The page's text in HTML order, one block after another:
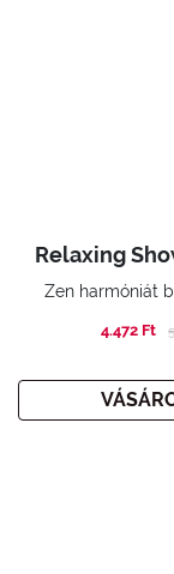
Relaxing
Zen harmóniát
4.472 Ft